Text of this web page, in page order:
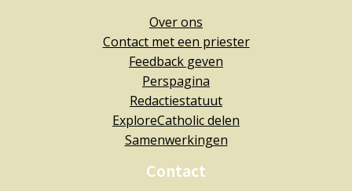
Over ons
Contact met een priester
Feedback geven
Perspagina
Redactiestatuut
ExploreCatholic delen
Samenwerkingen
Contact